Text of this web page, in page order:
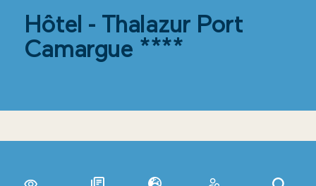
Hôtel - Thalazur Port
Camargue ****